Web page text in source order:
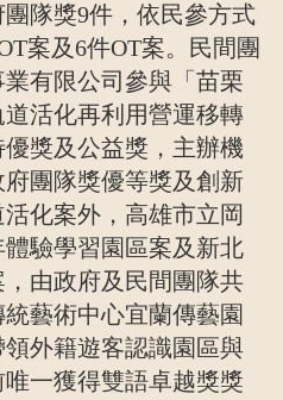
隊獎9件，依民參方式
案及6件OT案。民間團
有限公司參與「苗栗
活化再利用營運移轉
獎及公益獎，主辦機
團隊獎優等獎及創新
化案外，高雄市立岡
驗學習園區案及新北
由政府及民間團隊共
藝術中心宜蘭傳藝園
外籍遊客認識園區與
一獲得雙語卓越獎獎